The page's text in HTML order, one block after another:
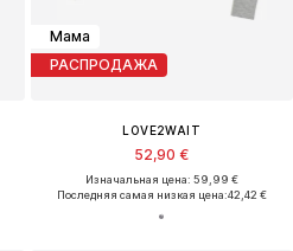
Мама
РАСПРОДАЖА
LOVE2WAIT
52,90 €
Изначальная цена: 59,99 €
Последняя самая низкая цена:42,42 €